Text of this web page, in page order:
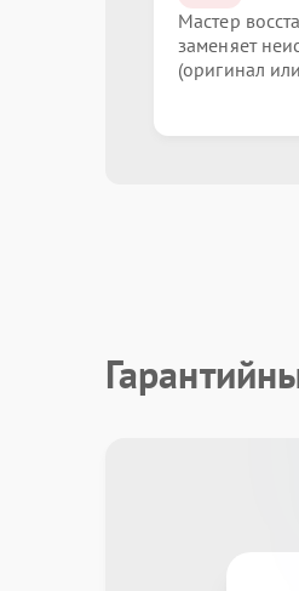
Мастер
заменяет
(оригинал